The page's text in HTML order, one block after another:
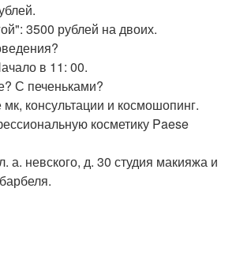
3500 рублей на двоих.
в 11: 00.
С печеньками?
консультации и космошопинг.
косметику Paese
а. невского, д. 30 студия макияжа и